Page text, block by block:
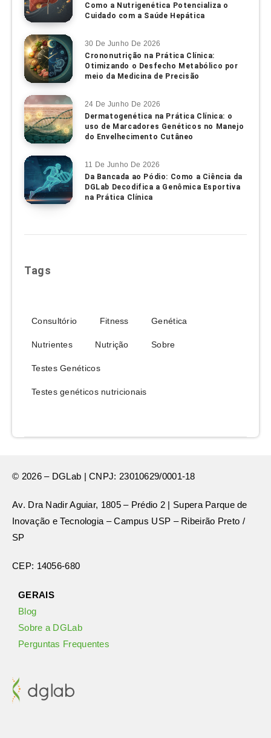
Como a Nutrigenética Potencializa o
Cuidado com a Saúde Hepática
30 De Junho De 2026
Crononutrição na Prática Clínica:
Otimizando o Desfecho Metabólico por
meio da Medicina de Precisão
24 De Junho De 2026
Dermatogenética na Prática Clínica: o
uso de Marcadores Genéticos no Manejo
do Envelhecimento Cutâneo
11 De Junho De 2026
Da Bancada ao Pódio: Como a Ciência da
DGLab Decodifica a Genômica Esportiva
na Prática Clínica
Tags
Consultório Fitness Genética
Nutrientes Nutrição Sobre
Testes Genéticos
Testes genéticos nutricionais
© 2026 – DGLab | CNPJ: 23010629/0001-18
Av. Dra Nadir Aguiar, 1805 – Prédio 2 | Supera Parque de
Inovação e Tecnologia – Campus USP – Ribeirão Preto /
SP
CEP: 14056-680
GERAIS
Blog
Sobre a DGLab
Perguntas Frequentes